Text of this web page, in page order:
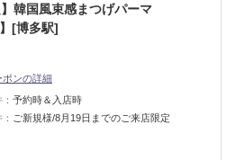
】韓国風束感まつげパーマ
[博多駅]
ポンの詳細
予約時＆入店時
ご新規様/8月19日までのご来店限定